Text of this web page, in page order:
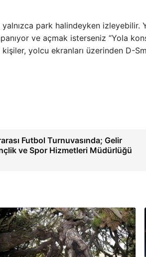
park halindeyken izleyebilir.
ve açmak isterseniz “Yola
kişiler, yolcu ekranları üzerinden D-
Futbol Turnuvasında; Gelir
ve Spor Hizmetleri Müdürlüğü